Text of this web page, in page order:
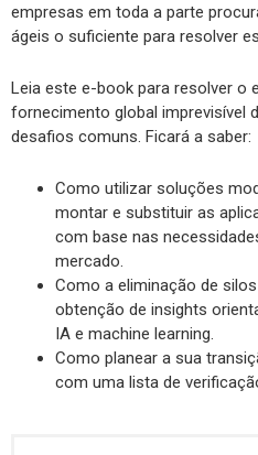
empresas em toda a parte
ágeis o suficiente para resolver
Leia este e-book para resolver o
fornecimento global imprevisível
desafios comuns. Ficará a saber:
Como utilizar soluções
montar e substituir as
com base nas
mercado.
Como a eliminação de
obtenção de insights
IA e machine learning.
Como planear a sua
com uma lista de